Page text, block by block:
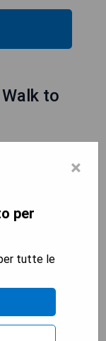
to
and
×
per
tutte le